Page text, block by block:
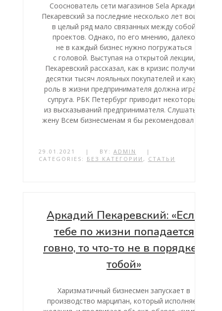
Сооснователь сети магазинов Sela Аркадий
Пекаревский за последние несколько лет вошел
в целый ряд мало связанных между собой
проектов. Однако, по его мнению, далеко
не в каждый бизнес нужно погружаться
с головой. Выступая на открытой лекции,
Пекаревский рассказал, как в кризис получить
десятки тысяч лояльных покупателей и какую
роль в жизни предпринимателя должна играть
супруга. РБК Петербург приводит некоторые
из высказываний предпринимателя. Слушаться
жену Всем бизнесменам я бы рекомендовал […]
29.01.2021 | BY: ADMIN
|
CATEGORIES: БЕЗ КАТЕГОРИИ , СТАТЬИ
Аркадий Пекаревский: «Если
тебе по жизни попадается
говно, то что-то не в порядке с
тобой»
Харизматичный бизнесмен запускает в
производство марципан, который исполняет